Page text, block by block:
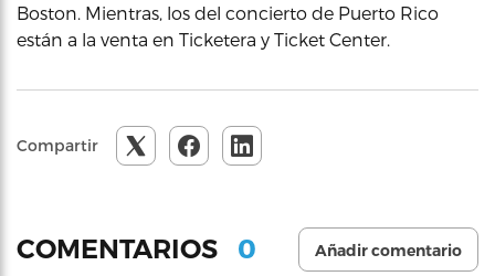
Boston. Mientras, los del concierto de Puerto Rico
están a la venta en Ticketera y Ticket Center.
Compartir
COMENTARIOS 0 Añadir comentario